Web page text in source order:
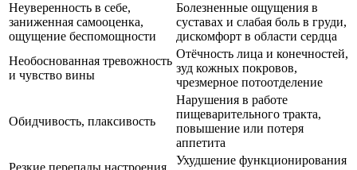
Неуверенность в себе,
заниженная самооценка,
ощущение беспомощности
Болезненные ощущения в
суставах и слабая боль в груди,
дискомфорт в области сердца
Необоснованная тревожность
и чувство вины
Отёчность лица и конечностей,
зуд кожных покровов,
чрезмерное потоотделение
Обидчивость, плаксивость
Нарушения в работе
пищеварительного тракта,
повышение или потеря
аппетита
Ухудшение функционирования